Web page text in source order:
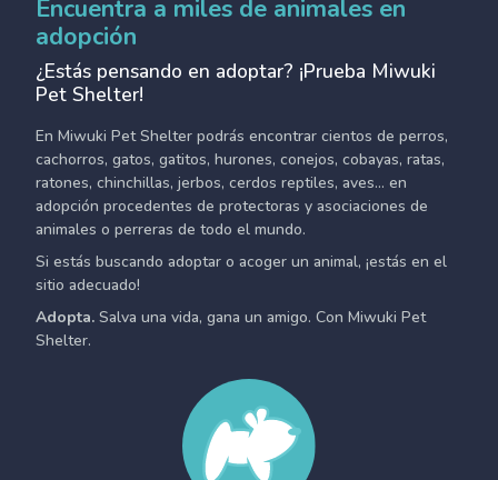
Encuentra a miles de animales en
adopción
¿Estás pensando en adoptar? ¡Prueba Miwuki
Pet Shelter!
En Miwuki Pet Shelter podrás encontrar cientos de perros,
cachorros, gatos, gatitos, hurones, conejos, cobayas, ratas,
ratones, chinchillas, jerbos, cerdos reptiles, aves... en
adopción procedentes de protectoras y asociaciones de
animales o perreras de todo el mundo.
Si estás buscando adoptar o acoger un animal, ¡estás en el
sitio adecuado!
Adopta. Salva una vida, gana un amigo. Con Miwuki Pet
Shelter.